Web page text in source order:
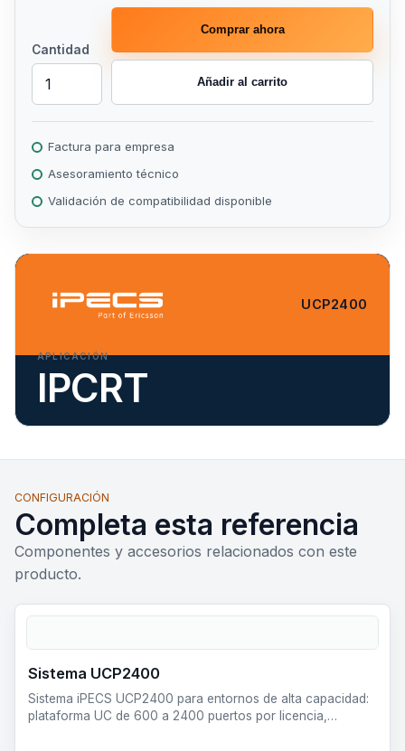
UCP2400
APLICACIÓN
IPCRT
Cantidad
Comprar ahora
Añadir al carrito
Factura para empresa
Asesoramiento técnico
Validación de compatibilidad disponible
CONFIGURACIÓN
Completa esta referencia
Componentes y accesorios relacionados con este
producto.
Sistema UCP2400
Sistema iPECS UCP2400 para entornos de alta capacidad:
plataforma UC de 600 a 2400 puertos por licencia,